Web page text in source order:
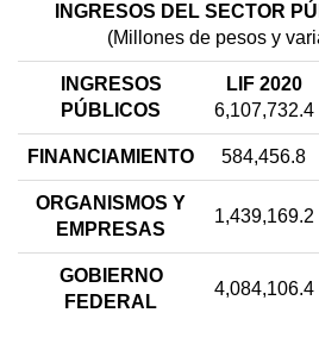
INGRESOS DEL SECTOR
(Millones de pesos y
INGRESOS
PÚBLICOS
LIF 2020
6,107,732.4
FINANCIAMIENTO 584,456.8
ORGANISMOS Y
EMPRESAS
1,439,169.2
GOBIERNO
FEDERAL
4,084,106.4